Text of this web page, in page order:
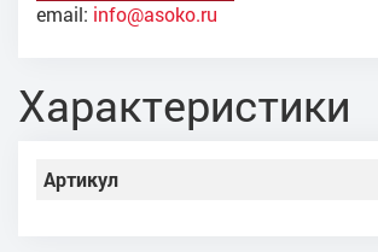
email: info@asoko.ru
Характеристики
Артикул